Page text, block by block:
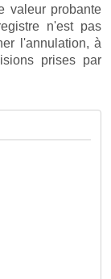
valeur probante
n'est pas
l'annulation, à
prises par